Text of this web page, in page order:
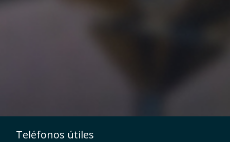
Teléfonos útiles